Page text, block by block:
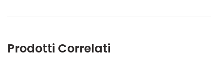
Prodotti Correlati